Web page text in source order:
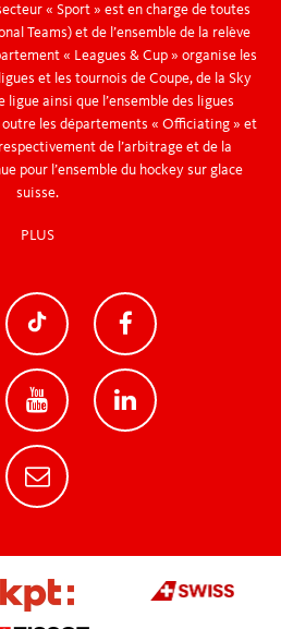
« Sport » est en charge de toutes
Teams) et de l’ensemble de la relève
« Leagues & Cup » organise les
et les tournois de Coupe, de la Sky
ligue ainsi que l’ensemble des ligues
outre les départements « Officiating » et
de l’arbitrage et de la
pour l’ensemble du hockey sur glace
suisse.
PLUS